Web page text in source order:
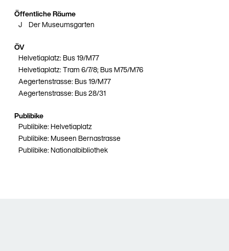
Öffentliche Räume
J
Der Museumsgarten
ÖV
Helvetiaplatz: Bus 19/M77
Helvetiaplatz: Tram 6/7/8; Bus M75/M76
Aegertenstrasse: Bus 19/M77
Aegertenstrasse: Bus 28/31
Publibike
Publibike: Helvetiaplatz
Publibike: Museen Bernastrasse
Publibike: Nationalbibliothek